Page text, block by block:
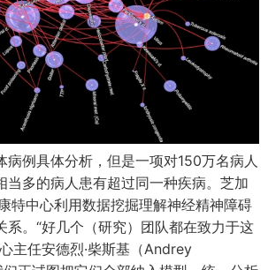
病例具体分析，但是一项对150万名病人
当多的病人患有超过同一种疾病。芝加
特中心利用数据挖掘理解神经精神障碍
系。“好几个（研究）团队都在致力于这
主任安德烈·柴斯基（Andrey